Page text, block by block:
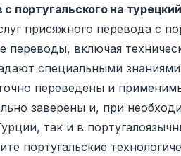
португальского на
присяжного перевода с
включая
специальными знаниями
переведены и
заверены и, при
так и в
португальские